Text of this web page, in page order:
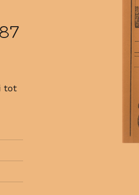
tot